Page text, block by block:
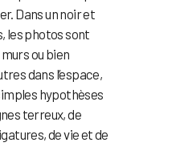
Dans un noir et
les photos sont
ou bien
dans l’espace,
hypothèses
terreux, de
de vie et de